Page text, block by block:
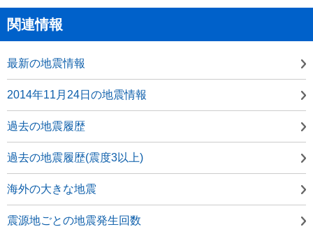
関連情報
最新の地震情報
2014年11月24日の地震情報
過去の地震履歴
過去の地震履歴(震度3以上)
海外の大きな地震
震源地ごとの地震発生回数